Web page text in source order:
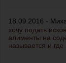
18.09.2016 -
хочу подать
алименты на
называется и